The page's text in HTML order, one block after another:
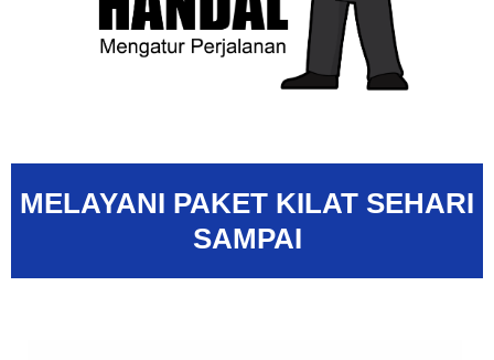
MELAYANI PAKET KILAT SEHARI
SAMPAI